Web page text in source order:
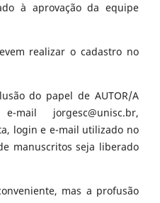
à aprovação da equipe
realizar o cadastro no
do papel de AUTOR/A
mail jorgesc@unisc.br,
login e e-mail utilizado no
manuscritos seja liberado
mas a profusão